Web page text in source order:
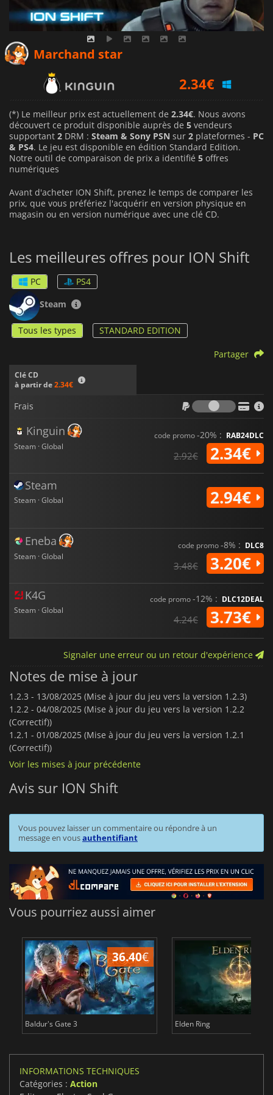
Marchand star
2.94€
(*) Le meilleur prix est actuellement de 2.34€. Nous avons
découvert ce produit disponible auprès de 5 vendeurs
supportant 2 DRM : Steam & Sony PSN sur 2 plateformes - PC
& PS4. Le jeu est disponible en édition Standard Edition.
Notre outil de comparaison de prix a identifié 5 offres
numériques
Avant d'acheter ION Shift, prenez le temps de comparer les
prix, que vous préfériez l'acquérir en version physique en
magasin ou en version numérique avec une clé CD.
Les meilleures offres pour ION Shift
PC
PS4
Steam
Tous les types STANDARD EDITION
Clé CD
à partir de2.34€
Partager
Frais
Frais
Kinguin
Steam · Global
code promo-20% : RAB24DLC
2.92€ 2.34€
Steam
Steam · Global 2.94€
Eneba
Steam · Global
code promo-8% : DLC8
3.48€ 3.20€
K4G
Steam · Global
code promo-12% : DLC12DEAL
4.24€ 3.73€
Signaler une erreur ou un retour d'expérience
Notes de mise à jour
1.2.3 - 13/08/2025 (Mise à jour du jeu vers la version 1.2.3)
1.2.2 - 04/08/2025 (Mise à jour du jeu vers la version 1.2.2
(Correctif))
1.2.1 - 01/08/2025 (Mise à jour du jeu vers la version 1.2.1
(Correctif))
Voir les mises à jour précédente
Avis sur ION Shift
Vous pouvez laisser un commentaire ou répondre à un
message en vousauthentifiant
Vous pourriez aussi aimer
36.40€
Baldur's Gate 3 Elden Ring
INFORMATIONS TECHNIQUES
Catégories : Action